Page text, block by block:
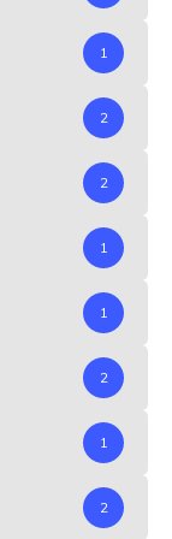
1
2
2
1
1
2
1
2